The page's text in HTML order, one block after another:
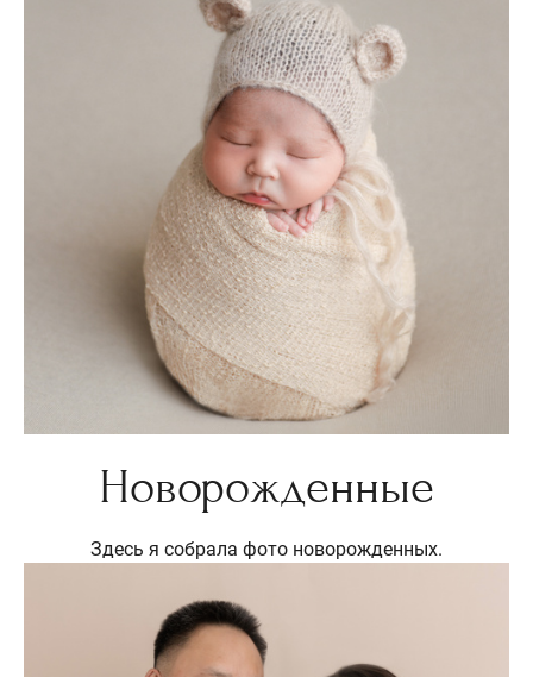
Новорожденные
Здесь я собрала фото новорожденных.